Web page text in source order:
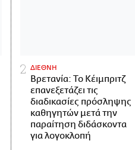
ΔΙΕΘΝΗ
Βρετανία: Το Κέιμπριτζ
επανεξετάζει τις
διαδικασίες πρόσληψης
καθηγητών μετά την
παραίτηση διδάσκοντα
για λογοκλοπή